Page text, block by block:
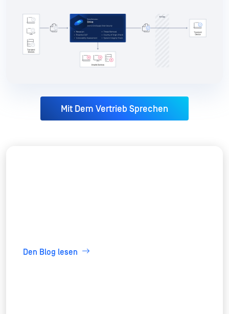
Mit Dem Vertrieb Sprechen
Den Blog lesen